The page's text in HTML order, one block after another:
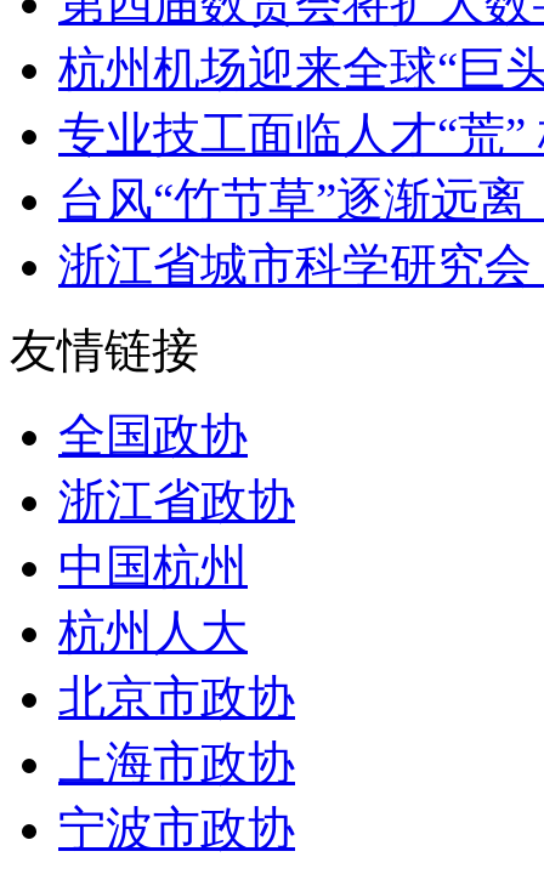
杭州机场迎来全球“巨
专业技工面临人才“荒
台风“竹节草”逐渐远
浙江省城市科学研究
友情链接
全国政协
浙江省政协
中国杭州
杭州人大
北京市政协
上海市政协
宁波市政协